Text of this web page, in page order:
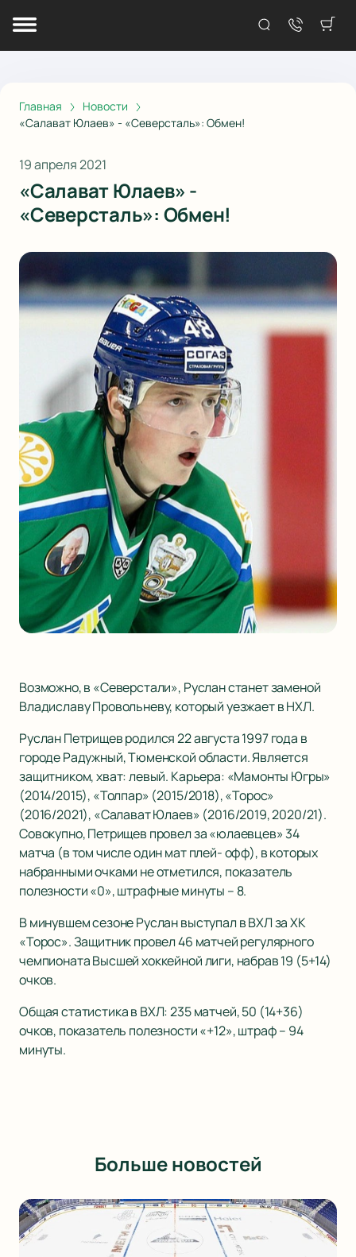
Главная
Новости
«Салават Юлаев» - «Северсталь»: Обмен!
19 апреля 2021
«Салават Юлаев» -
«Северсталь»: Обмен!
Возможно, в «Северстали», Руслан станет заменой
Владиславу Провольневу, который уезжает в НХЛ.
Руслан Петрищев родился 22 августа 1997 года в
городе Радужный, Тюменской области. Является
защитником, хват: левый. Карьера: «Мамонты Югры»
(2014/2015), «Толпар» (2015/2018), «Торос»
(2016/2021), «Салават Юлаев» (2016/2019, 2020/21).
Совокупно, Петрищев провел за «юлаевцев» 34
матча (в том числе один мат плей- офф), в которых
набранными очками не отметился, показатель
полезности «0», штрафные минуты – 8.
В минувшем сезоне Руслан выступал в ВХЛ за ХК
«Торос». Защитник провел 46 матчей регулярного
чемпионата Высшей хоккейной лиги, набрав 19 (5+14)
очков.
Общая статистика в ВХЛ: 235 матчей, 50 (14+36)
очков, показатель полезности «+12», штраф – 94
минуты.
Больше новостей